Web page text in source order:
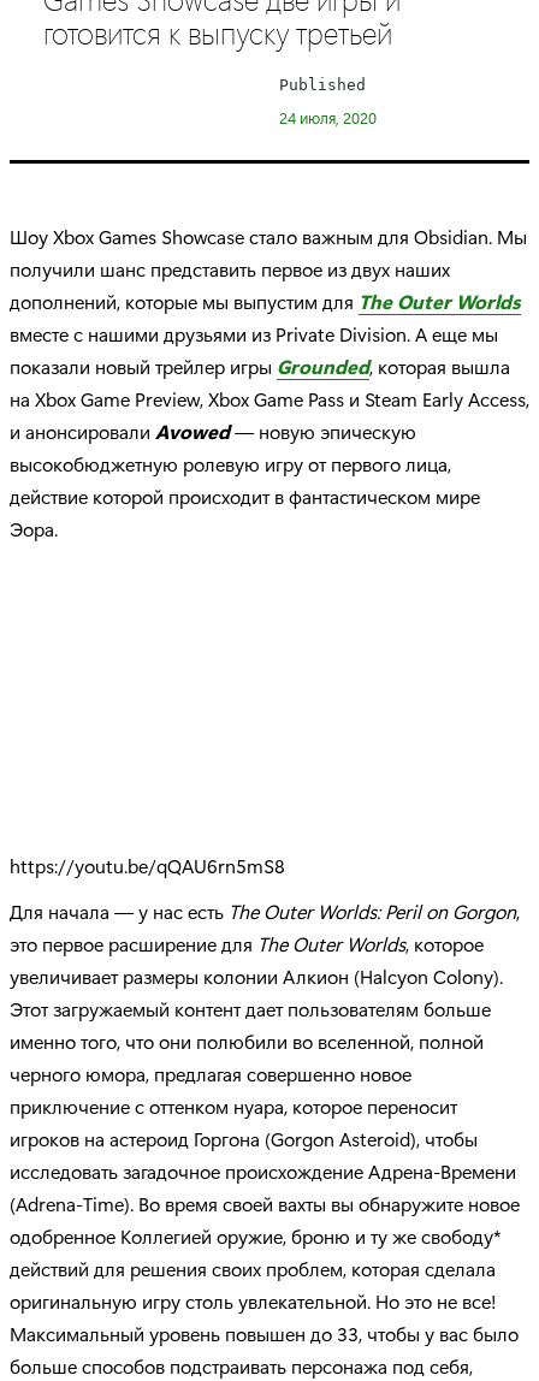
g
:
готовится к выпуску третьей
Published
24 июля, 2020
Шоу Xbox Games Showcase стало важным для Obsidian. Мы
получили шанс представить первое из двух наших
дополнений, которые мы выпустим для The Outer Worlds
вместе с нашими друзьями из Private Division. А еще мы
показали новый трейлер игры Grounded, которая вышла
на Xbox Game Preview, Xbox Game Pass и Steam Early Access,
и анонсировали Avowed— новую эпическую
высокобюджетную ролевую игру от первого лица,
действие которой происходит в фантастическом мире
Эора.
https://youtu.be/qQAU6rn5mS8
Для начала — у нас есть The Outer Worlds:Peril on Gorgon,
это первое расширение для The Outer Worlds, которое
увеличивает размеры колонии Алкион (Halcyon Colony).
Этот загружаемый контент дает пользователям больше
именно того, что они полюбили во вселенной, полной
черного юмора, предлагая совершенно новое
приключение с оттенком нуара, которое переносит
игроков на астероид Горгона (Gorgon Asteroid), чтобы
исследовать загадочное происхождение Адрена-Времени
(Adrena-Time). Во время своей вахты вы обнаружите новое
одобренное Коллегией оружие, броню и ту же свободу*
действий для решения своих проблем, которая сделала
оригинальную игру столь увлекательной. Но это не все!
Максимальный уровень повышен до 33, чтобы у вас было
больше способов подстраивать персонажа под себя,